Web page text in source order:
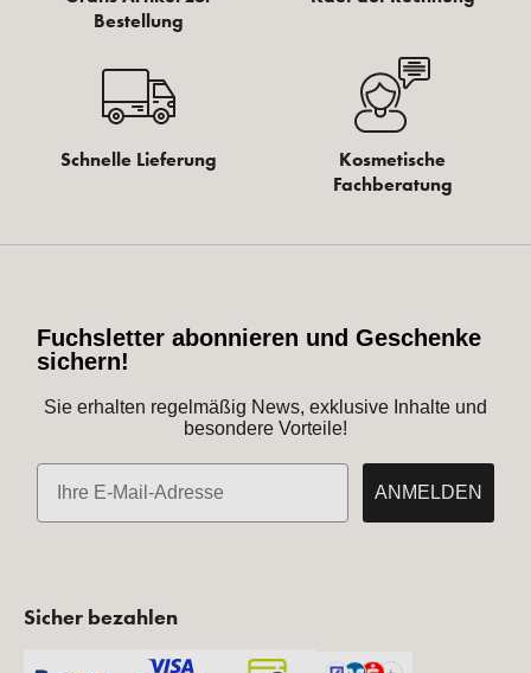
Bestellung
Schnelle Lieferung
Kosmetische
Fachberatung
Fuchsletter abonnieren und Geschenke
sichern!
Sie erhalten regelmäßig News, exklusive Inhalte und
besondere Vorteile!
E-Mail
ANMELDEN
Sicher bezahlen